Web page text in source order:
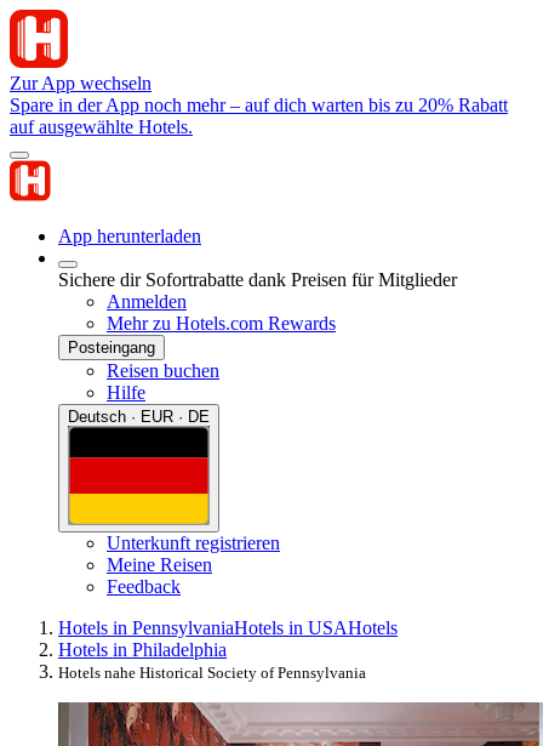
Zur App wechseln
Spare in der App noch mehr – auf dich warten bis zu 20% Rabatt
auf ausgewählte Hotels.
App herunterladen
Sichere dir Sofortrabatte dank Preisen für Mitglieder
Anmelden
Mehr zu Hotels.com Rewards
Posteingang
Reisen buchen
Hilfe
Deutsch · EUR · DE
Unterkunft registrieren
Meine Reisen
Feedback
Hotels in PennsylvaniaHotels in USAHotels
Hotels in Philadelphia
Hotels nahe Historical Society of Pennsylvania